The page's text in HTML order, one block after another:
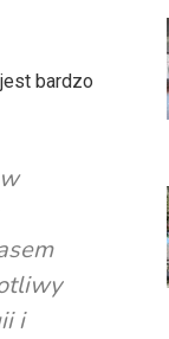
bardzo
i